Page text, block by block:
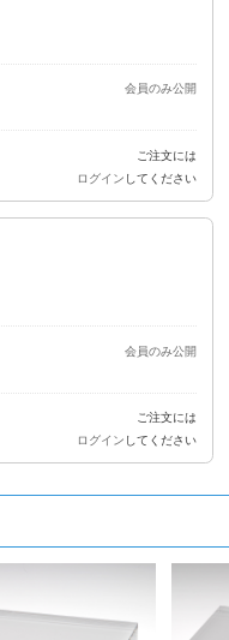
会員のみ公開
ご注文には
ログイン してください
会員のみ公開
ご注文には
ログイン してください